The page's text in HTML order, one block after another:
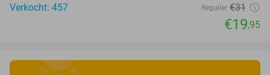
Verkocht: 457
Regulier €31
€19,95